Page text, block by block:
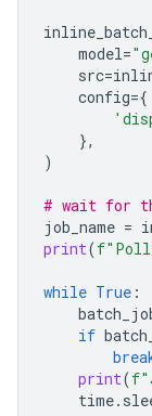
model=
src=
config={
},
)
# wait for
job_name =
print(f
while True :
if
print(f
time.